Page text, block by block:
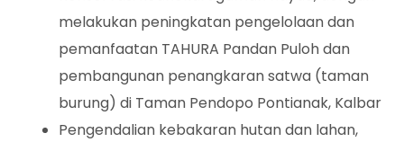
melakukan peningkatan pengelolaan dan
pemanfaatan TAHURA Pandan Puloh dan
pembangunan penangkaran satwa (taman
burung) di Taman Pendopo Pontianak, Kalbar
Pengendalian kebakaran hutan dan lahan,